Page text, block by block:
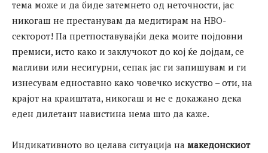
тема може и да биде затемнето од неточности, јас
никогаш не престанувам да медитирам на НВО-
секторот! Па претпоставувајќи дека моите појдовни
премиси, исто како и заклучокот до кој ќе дојдам, се
магливи или несигурни, сепак јас ги запишувам и ги
изнесувам едноставно како човечко искуство – оти, на
крајот на краиштата, никогаш и не е докажано дека
еден дилетант навистина нема што да каже.
Индикативното во целава ситуација на македонскиот